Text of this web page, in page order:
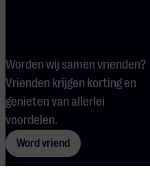
Worden wij samen vrienden?
Vrienden krijgen korting en
genieten van allerlei
voordelen.
Word vriend